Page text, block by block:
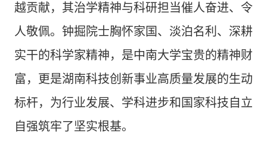
越贡献，其治学精神与科研担当催人奋进、令
人敬佩。钟掘院士胸怀家国、淡泊名利、深耕
实干的科学家精神，是中南大学宝贵的精神财
富，更是湖南科技创新事业高质量发展的生动
标杆，为行业发展、学科进步和国家科技自立
自强筑牢了坚实根基。